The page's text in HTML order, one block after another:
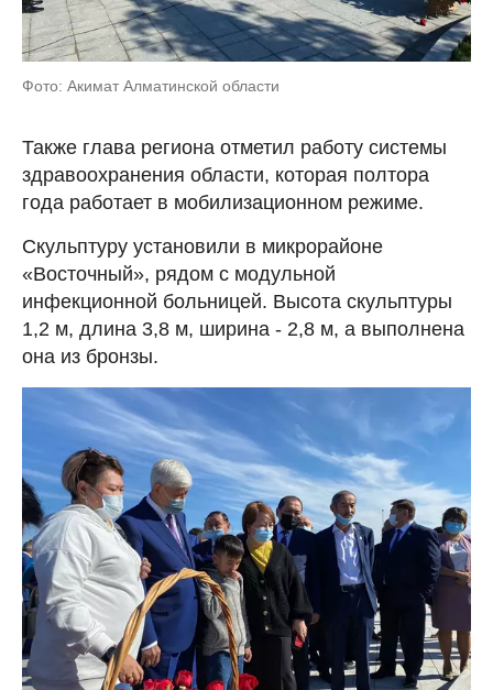
Фото: Акимат Алматинской области
Также глава региона отметил работу системы
здравоохранения области, которая полтора
года работает в мобилизационном режиме.
Скульптуру установили в микрорайоне
«Восточный», рядом с модульной
инфекционной больницей. Высота скульптуры
1,2 м, длина 3,8 м, ширина - 2,8 м, а выполнена
она из бронзы.